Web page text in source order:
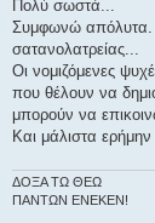
Πολύ σωστά...
Συμφωνώ απόλυτα.
σατανολατρείας...
Οι νομιζόμενες
που θέλουν να
μπορούν να
Και μάλιστα
ΔΟΞΑ ΤΩ ΘΕΩ
ΠΑΝΤΩΝ ΕΝΕΚΕΝ!